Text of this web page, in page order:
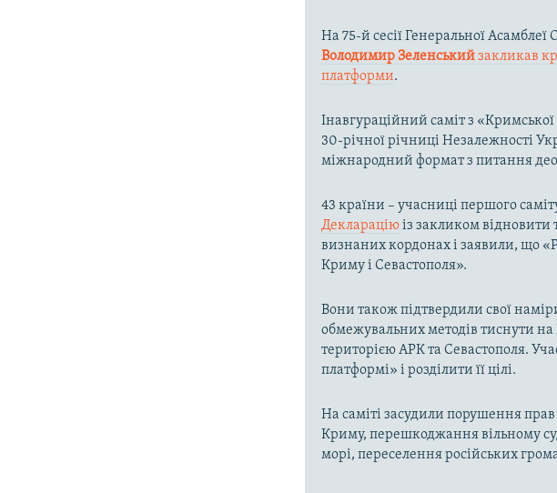
На 75-й сесії Генеральної
Володимир Зеленськийзакликав
платформи.
Інавгураційний саміт з
30-річної річниці Незалежності
міжнародний формат з питання
43 країни – учасниці першого
Деклараціюіз закликом відновити
визнаних кордонах і заявили, що
Криму і Севастополя».
Вони також підтвердили свої
обмежувальних методів тиснути
територією АРК та Севастополя.
платформі» і розділити її цілі.
На саміті засудили порушення прав
Криму, перешкоджання вільному
морі, переселення російських